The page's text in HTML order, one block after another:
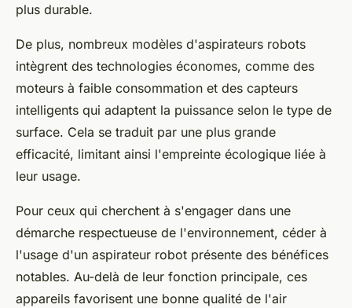
plus durable.
De plus, nombreux modèles d'aspirateurs robots
intègrent des technologies économes, comme des
moteurs à faible consommation et des capteurs
intelligents qui adaptent la puissance selon le type de
surface. Cela se traduit par une plus grande
efficacité, limitant ainsi l'empreinte écologique liée à
leur usage.
Pour ceux qui cherchent à s'engager dans une
démarche respectueuse de l'environnement, céder à
l'usage d'un aspirateur robot présente des bénéfices
notables. Au-delà de leur fonction principale, ces
appareils favorisent une bonne qualité de l'air